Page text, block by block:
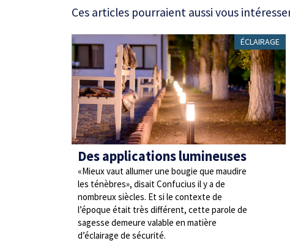
Ces articles pourraient aussi vous
ÉCLAIRAGE
Des applications lumineuses
«Mieux vaut allumer une bougie que maudire
les ténèbres», disait Confucius il y a de
nombreux siècles. Et si le contexte de
l’époque était très différent, cette parole de
sagesse demeure valable en matière
d’éclairage de sécurité.